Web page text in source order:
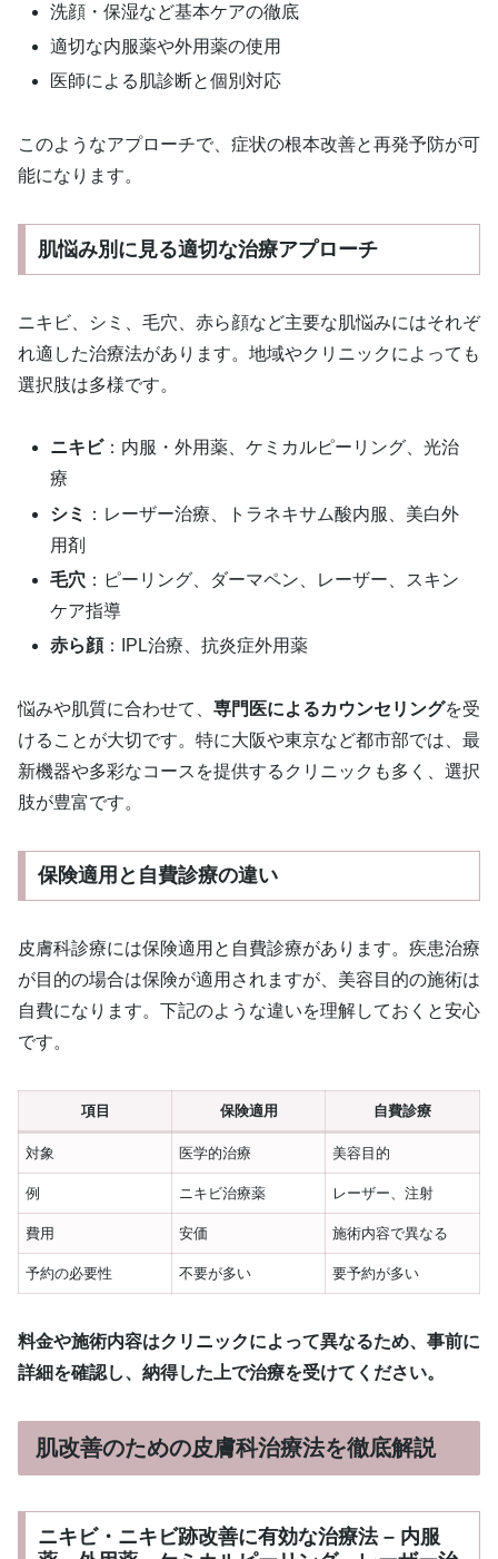
洗顔・保湿など基本ケアの徹底
適切な内服薬や外用薬の使用
医師による肌診断と個別対応
このようなアプローチで、症状の根本改善と再発予防が可
能になります。
肌悩み別に見る適切な治療アプローチ
ニキビ、シミ、毛穴、赤ら顔など主要な肌悩みにはそれぞ
れ適した治療法があります。地域やクリニックによっても
選択肢は多様です。
ニキビ ：内服・外用薬、ケミカルピーリング、光治
療
シミ
：レーザー治療、トラネキサム酸内服、美白外
用剤
毛穴 ：ピーリング、ダーマペン、レーザー、スキン
ケア指導
赤ら顔：IPL治療、抗炎症外用薬
悩みや肌質に合わせて、 専門医によるカウンセリングを受
けることが大切です。特に大阪や東京など都市部では、最
新機器や多彩なコースを提供するクリニックも多く、選択
肢が豊富です。
保険適用と自費診療の違い
皮膚科診療には保険適用と自費診療があります。疾患治療
が目的の場合は保険が適用されますが、美容目的の施術は
自費になります。下記のような違いを理解しておくと安心
です。
項目 保険適用 自費診療
対象 医学的治療 美容目的
例 ニキビ治療薬 レーザー、注射
費用 安価 施術内容で異なる
予約の必要性 不要が多い 要予約が多い
料金や施術内容はクリニックによって異なるため、事前に
詳細を確認し、納得した上で治療を受けてください。
肌改善のための皮膚科治療法を徹底解説
ニキビ・ニキビ跡改善に有効な治療法 – 内服